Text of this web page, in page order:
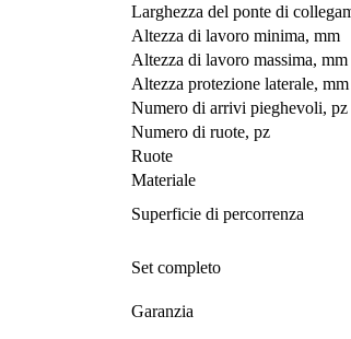
Larghezza del ponte di
Altezza di lavoro minima, mm
Altezza di lavoro massima, mm
Altezza protezione laterale, mm
Numero di arrivi pieghevoli, pz
Numero di ruote, pz
Ruote
Materiale
Superficie di percorrenza
Set completo
Garanzia